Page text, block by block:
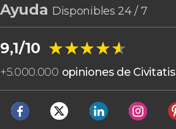
Ayuda Disponibles 24 / 7
9,1/10 ★★★★★
★★★★★
+5.000.000 opiniones de Civitatis